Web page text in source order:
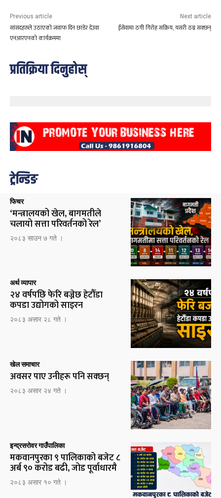
Previous article
सांसदहरुले उठाएको जवाफ दिन छाडेर देउवा
एनआरएनको कार्यक्रममा
Next article
ईसेवामा ठगी गिरोह सक्रिय, यसरी ठग्न सक्छन्
प्रतिक्रिया दिनुहोस्
ट्रेन्डिङ
फिचर
‘मन्त्रालयको खेल, बागमतीले
चलायो सत्ता परिवर्तनको रेल’
२०८३ साउन ७ गते ।
अर्थ व्यापार
२४ वर्षपछि फेरि बज्नेछ हेटौँडा
कपडा उद्योगको साइरन
२०८३ असार २८ गते ।
खेल समाचार
अवसर पाए उनीहरू पनि सक्छन्
२०८३ असार २४ गते ।
इन्द्रसरोवर गाउँपालिका
मकवानपुरका ९ पालिकाको बजेट ८
अर्ब ९० करोड बढी, जोड पूर्वाधारमै
२०८३ असार १० गते ।